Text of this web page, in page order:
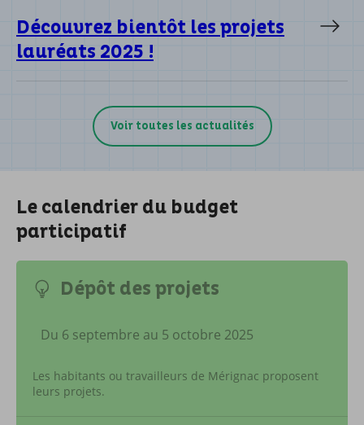
Découvrez bientôt les projets
lauréats 2025 !
Voir toutes les actualités
Le calendrier du budget
participatif
Dépôt des projets
Du 6 septembre au 5 octobre 2025
Les habitants ou travailleurs de Mérignac proposent
leurs projets.